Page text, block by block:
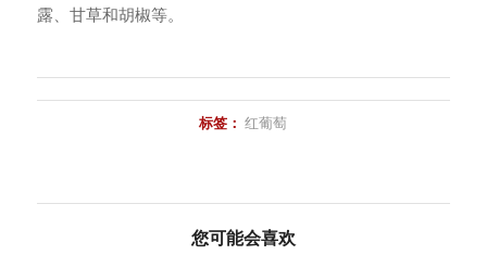
露、甘草和胡椒等。
标签： 红葡萄
您可能会喜欢